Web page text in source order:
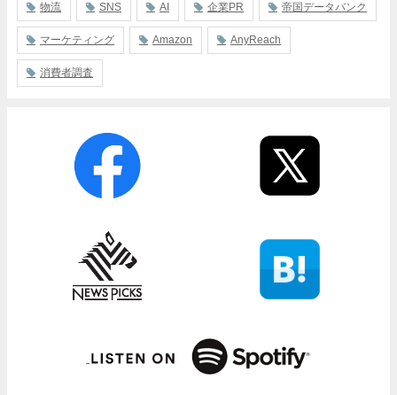
物流 SNS AI 企業PR 帝国データバンク
マーケティング Amazon AnyReach
消費者調査